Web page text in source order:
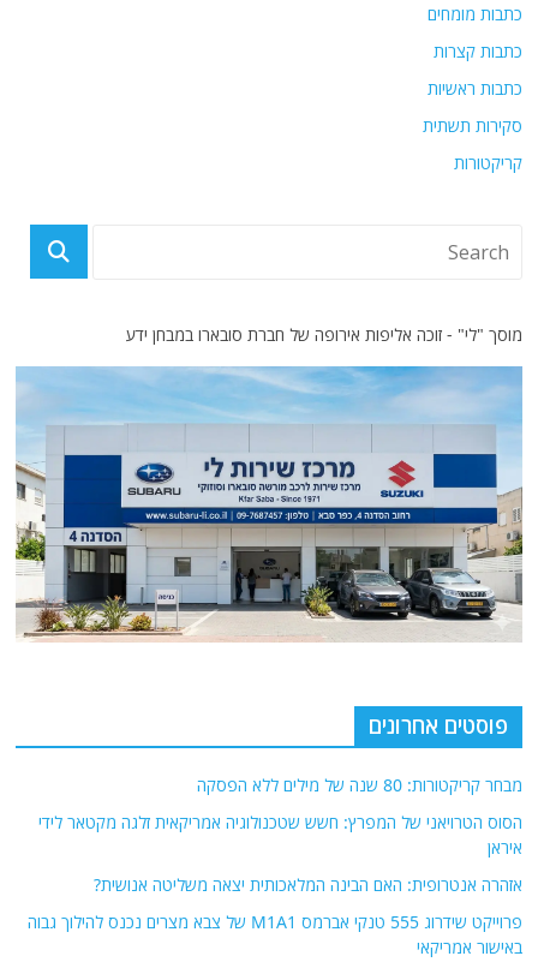
כתבות מומחים
כתבות קצרות
כתבות ראשיות
סקירות תשתית
קריקטורות
מוסך "לי" - זוכה אליפות אירופה של חברת סובארו במבחן ידע
פוסטים אחרונים
מבחר קריקטורות: 80 שנה של מילים ללא הפסקה
הסוס הטרויאני של המפרץ: חשש שטכנולוגיה אמריקאית זלגה מקטאר לידי
איראן
אזהרה אנטרופית: האם הבינה המלאכותית יצאה משליטה אנושית?
פרוייקט שידרוג 555 טנקי אברמס M1A1 של צבא מצרים נכנס להילוך גבוה
באישור אמריקאי